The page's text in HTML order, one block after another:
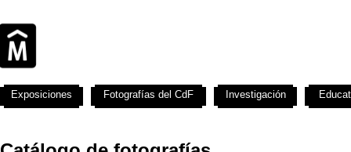
Exposiciones Fotografías del CdF Investigación